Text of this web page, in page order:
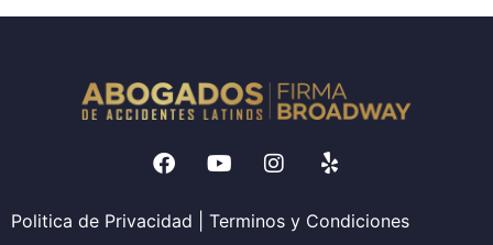
Politica de Privacidad Terminos y Condiciones